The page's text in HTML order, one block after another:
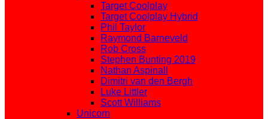
Target Coolplay
Target Coolplay Hybrid
Phil Taylor
Raymond Barneveld
Rob Cross
Stephen Bunting 2019
Nathan Aspinall
Dimitri van den Bergh
Luke Littler
Scott Williams
Unicorn